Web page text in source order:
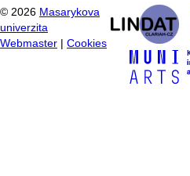
© 2026 Masarykova
univerzita
Webmaster
Cookies